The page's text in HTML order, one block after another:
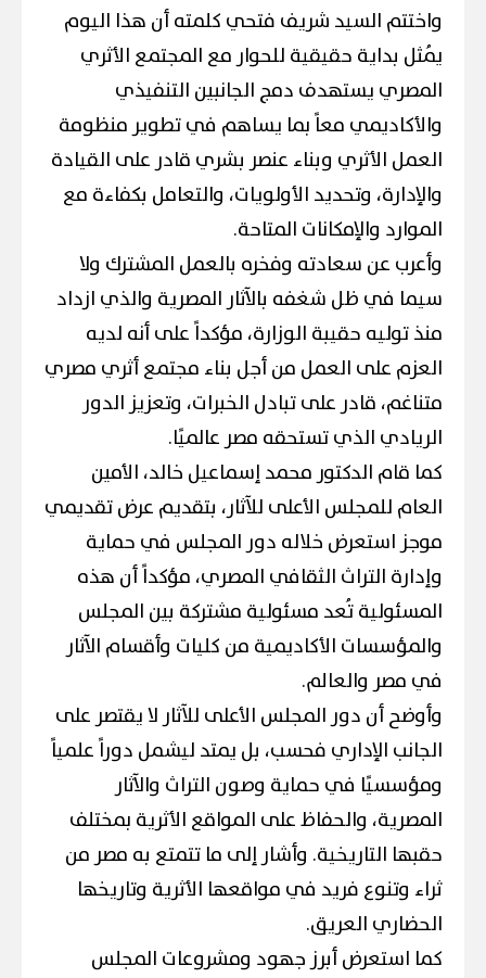
واختتم السيد شريف فتحي كلمته أن هذا اليوم
يُمثل بداية حقيقية للحوار مع المجتمع الأثري
المصري يستهدف دمج الجانبين التنفيذي
والأكاديمي معاً بما يساهم في تطوير منظومة
العمل الأثري وبناء عنصر بشري قادر على القيادة
والإدارة، وتحديد الأولويات، والتعامل بكفاءة مع
الموارد والإمكانات المتاحة.
وأعرب عن سعادته وفخره بالعمل المشترك ولا
سيما في ظل شغفه بالآثار المصرية والذي ازداد
منذ توليه حقيبة الوزارة، مؤكداً على أنه لديه
العزم على العمل من أجل بناء مجتمع أثري مصري
متناغم، قادر على تبادل الخبرات، وتعزيز الدور
الريادي الذي تستحقه مصر عالميًا.
كما قام الدكتور محمد إسماعيل خالد، الأمين
العام للمجلس الأعلى للآثار، بتقديم عرض تقديمي
موجز استعرض خلاله دور المجلس في حماية
وإدارة التراث الثقافي المصري، مؤكداً أن هذه
المسئولية تُعد مسئولية مشتركة بين المجلس
والمؤسسات الأكاديمية من كليات وأقسام الآثار
في مصر والعالم.
وأوضح أن دور المجلس الأعلى للآثار لا يقتصر على
الجانب الإداري فحسب، بل يمتد ليشمل دوراً علمياً
ومؤسسيًا في حماية وصون التراث والآثار
المصرية، والحفاظ على المواقع الأثرية بمختلف
حقبها التاريخية. وأشار إلى ما تتمتع به مصر من
ثراء وتنوع فريد في مواقعها الأثرية وتاريخها
الحضاري العريق.
كما استعرض أبرز جهود ومشروعات المجلس